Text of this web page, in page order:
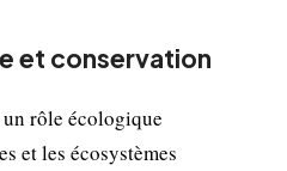
et conservation
rôle écologique
et les écosystèmes